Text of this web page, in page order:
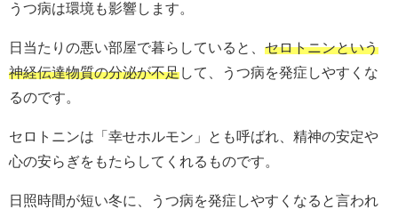
うつ病は環境も影響します。
日当たりの悪い部屋で暮らしていると、 セロトニンという
神経伝達物質の分泌が不足して、うつ病を発症しやすくな
るのです。
セロトニンは「幸せホルモン」とも呼ばれ、精神の安定や
心の安らぎをもたらしてくれるものです。
日照時間が短い冬に、うつ病を発症しやすくなると言われ